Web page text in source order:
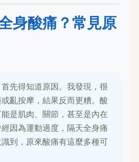
身酸痛？常見原
先得知道原因。我發現，很
亂按摩，結果反而更糟。酸
是肌肉、關節，甚至是內在
因為運動過度，隔天全身痛
到，原來酸痛有這麼多種可